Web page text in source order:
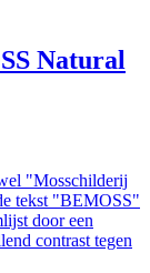
Natural